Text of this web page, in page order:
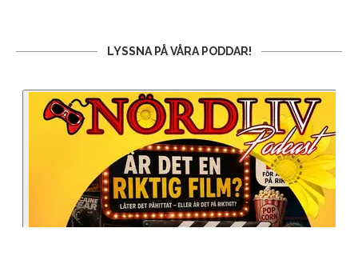
LYSSNA PÅ VÅRA PODDAR!